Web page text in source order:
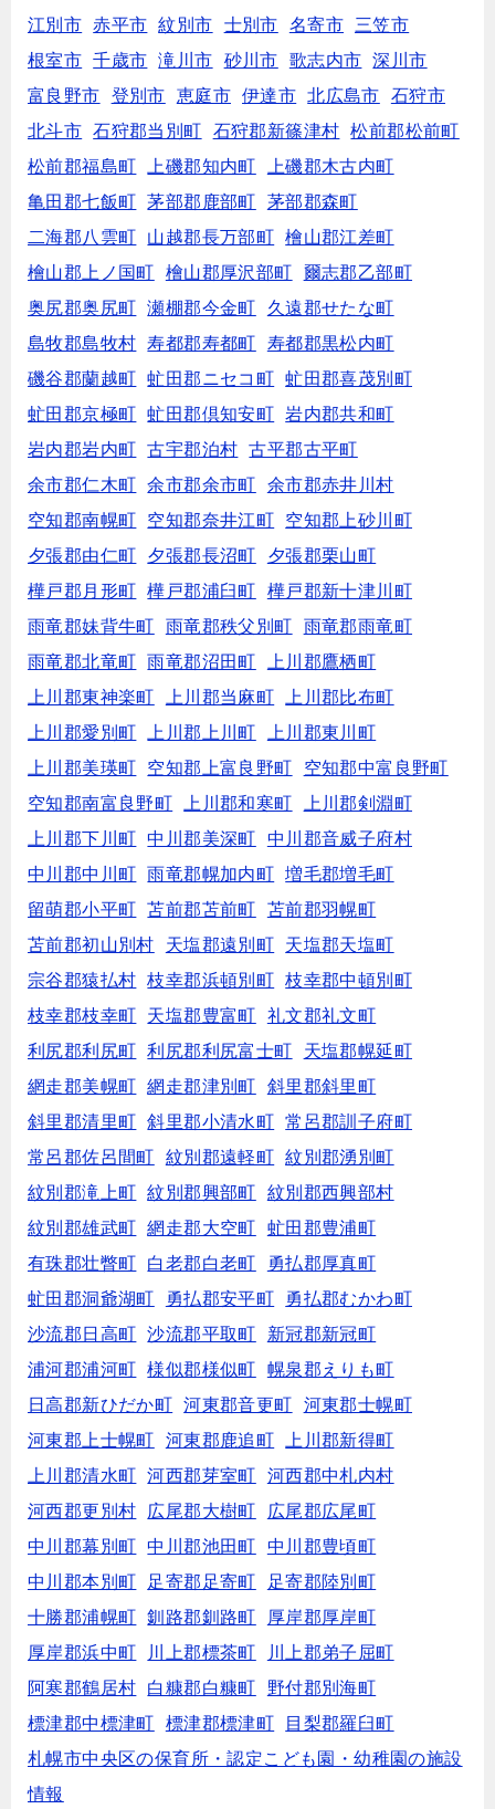
江別市
赤平市 紋別市 士別市 名寄市
三笠市
根室市
千歳市 滝川市 砂川市 歌志内市
深川市
富良野市
登別市 恵庭市 伊達市 北広島市
石狩市
北斗市
石狩郡当別町 石狩郡新篠津村
松前郡松前町
松前郡福島町
上磯郡知内町
上磯郡木古内町
亀田郡七飯町
茅部郡鹿部町
茅部郡森町
二海郡八雲町
山越郡長万部町
檜山郡江差町
檜山郡上ノ国町
檜山郡厚沢部町
爾志郡乙部町
奥尻郡奥尻町
瀬棚郡今金町
久遠郡せたな町
島牧郡島牧村
寿都郡寿都町
寿都郡黒松内町
磯谷郡蘭越町
虻田郡ニセコ町
虻田郡喜茂別町
虻田郡京極町
虻田郡倶知安町
岩内郡共和町
岩内郡岩内町
古宇郡泊村
古平郡古平町
余市郡仁木町
余市郡余市町
余市郡赤井川村
空知郡南幌町
空知郡奈井江町
空知郡上砂川町
夕張郡由仁町
夕張郡長沼町
夕張郡栗山町
樺戸郡月形町
樺戸郡浦臼町
樺戸郡新十津川町
雨竜郡妹背牛町
雨竜郡秩父別町
雨竜郡雨竜町
雨竜郡北竜町
雨竜郡沼田町
上川郡鷹栖町
上川郡東神楽町
上川郡当麻町
上川郡比布町
上川郡愛別町
上川郡上川町
上川郡東川町
上川郡美瑛町
空知郡上富良野町
空知郡中富良野町
空知郡南富良野町
上川郡和寒町
上川郡剣淵町
上川郡下川町
中川郡美深町
中川郡音威子府村
中川郡中川町
雨竜郡幌加内町
増毛郡増毛町
留萌郡小平町
苫前郡苫前町
苫前郡羽幌町
苫前郡初山別村
天塩郡遠別町
天塩郡天塩町
宗谷郡猿払村
枝幸郡浜頓別町
枝幸郡中頓別町
枝幸郡枝幸町
天塩郡豊富町
礼文郡礼文町
利尻郡利尻町
利尻郡利尻富士町
天塩郡幌延町
網走郡美幌町
網走郡津別町
斜里郡斜里町
斜里郡清里町
斜里郡小清水町
常呂郡訓子府町
常呂郡佐呂間町
紋別郡遠軽町
紋別郡湧別町
紋別郡滝上町
紋別郡興部町
紋別郡西興部村
紋別郡雄武町
網走郡大空町
虻田郡豊浦町
有珠郡壮瞥町
白老郡白老町
勇払郡厚真町
虻田郡洞爺湖町
勇払郡安平町
勇払郡むかわ町
沙流郡日高町
沙流郡平取町
新冠郡新冠町
浦河郡浦河町
様似郡様似町
幌泉郡えりも町
日高郡新ひだか町
河東郡音更町
河東郡士幌町
河東郡上士幌町
河東郡鹿追町
上川郡新得町
上川郡清水町
河西郡芽室町
河西郡中札内村
河西郡更別村
広尾郡大樹町
広尾郡広尾町
中川郡幕別町
中川郡池田町
中川郡豊頃町
中川郡本別町
足寄郡足寄町
足寄郡陸別町
十勝郡浦幌町
釧路郡釧路町
厚岸郡厚岸町
厚岸郡浜中町
川上郡標茶町
川上郡弟子屈町
阿寒郡鶴居村
白糠郡白糠町
野付郡別海町
標津郡中標津町
標津郡標津町
目梨郡羅臼町
札幌市中央区の保育所・認定こども園・幼稚園の施設
情報